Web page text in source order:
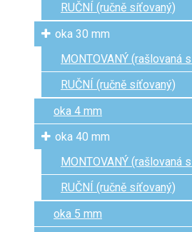
RUČNÍ (ručně síťovaný)
oka 30 mm
MONTOVANÝ (rašlovaná
RUČNÍ (ručně síťovaný)
oka 4 mm
oka 40 mm
MONTOVANÝ (rašlovaná
RUČNÍ (ručně síťovaný)
oka 5 mm